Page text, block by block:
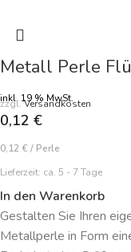
Metall Perle
inkl. 19 % MwSt.
zzgl.Versandkosten
0,12 €
0,12 € / Perle
Lieferzeit: ca. 5 - 7 Tage
In den Warenkorb
Gestalten Sie Ihren
Metallperle in Form